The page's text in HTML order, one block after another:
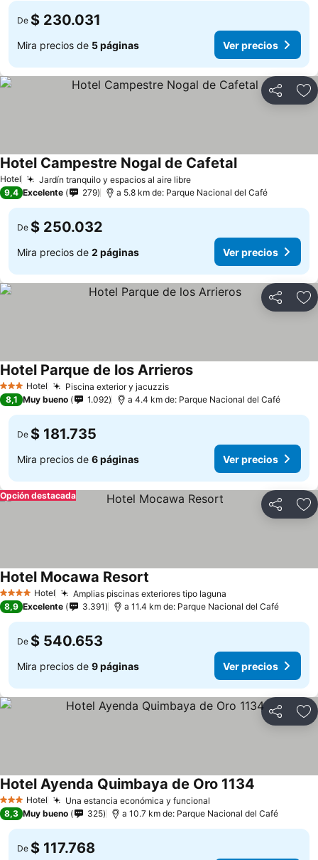
De $ 230.031
Mira precios de 5 páginas Ver precios
Compartir
Hotel Jardín tranquilo y espacios al aire libre
Hotel Campestre Nogal de Cafetal
9,4 Excelente 279 a 5.8 km de: Parque Nacional del Café
De $ 250.032
Mira precios de 2 páginas Ver precios
Compartir
3 Estrellas
Hotel Piscina exterior y jacuzzis
Hotel Parque de los Arrieros
8,1 Muy bueno 1.092 a 4.4 km de: Parque Nacional del Café
De $ 181.735
Mira precios de 6 páginas Ver precios
Compartir
Opción destacada
4 EstrellasHotel Amplias piscinas exteriores tipo laguna
Hotel Mocawa Resort
8,9 Excelente 3.391 a 11.4 km de: Parque Nacional del Café
De $ 540.653
Mira precios de 9 páginas Ver precios
Compartir
3 Estrellas
Hotel Una estancia económica y funcional
Hotel Ayenda Quimbaya de Oro 1134
8,3 Muy bueno 325 a 10.7 km de: Parque Nacional del Café
De $ 117.768